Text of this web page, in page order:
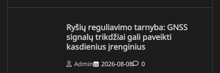
Ryšių reguliavimo tarnyba: GNSS
signalų trikdžiai gali paveikti
kasdienius įrenginius
Admin 2026-08-08 0